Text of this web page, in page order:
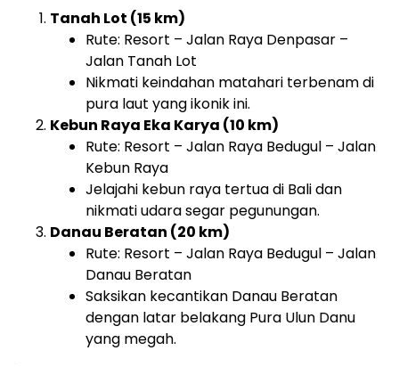
Tanah Lot (15 km)
Rute: Resort – Jalan Raya Denpasar –
Jalan Tanah Lot
Nikmati keindahan matahari terbenam di
pura laut yang ikonik ini.
Kebun Raya Eka Karya (10 km)
Rute: Resort – Jalan Raya Bedugul – Jalan
Kebun Raya
Jelajahi kebun raya tertua di Bali dan
nikmati udara segar pegunungan.
Danau Beratan (20 km)
Rute: Resort – Jalan Raya Bedugul – Jalan
Danau Beratan
Saksikan kecantikan Danau Beratan
dengan latar belakang Pura Ulun Danu
yang megah.